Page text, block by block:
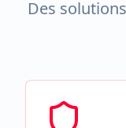
Des